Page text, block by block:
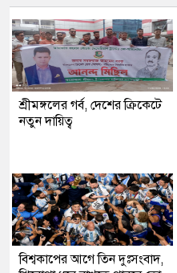
শ্রীমঙ্গলের গর্ব, দেশের ক্রিকেটে
নতুন দায়িত্ব
বিশ্বকাপের আগে তিন দুঃসংবাদ,